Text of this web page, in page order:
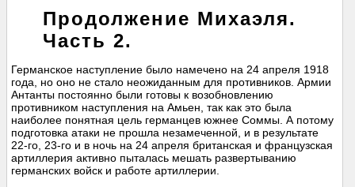
Продолжение Михаэля.
Часть 2.
Германское наступление было намечено на 24 апреля 1918
года, но оно не стало неожиданным для противников. Армии
Антанты постоянно были готовы к возобновлению
противником наступления на Амьен, так как это была
наиболее понятная цель германцев южнее Соммы. А потому
подготовка атаки не прошла незамеченной, и в результате
22-го, 23-го и в ночь на 24 апреля британская и французская
артиллерия активно пыталась мешать развертыванию
германских войск и работе артиллерии.